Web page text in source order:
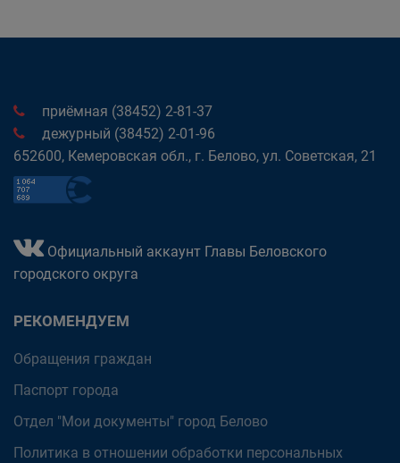
приёмная (38452) 2-81-37
дежурный (38452) 2-01-96
652600, Кемеровская обл., г. Белово, ул. Советская, 21
Официальный аккаунт Главы Беловского
городского округа
РЕКОМЕНДУЕМ
Обращения граждан
Паспорт города
Отдел "Мои документы" город Белово
Политика в отношении обработки персональных